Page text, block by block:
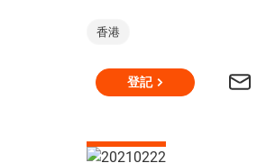
香港
登記